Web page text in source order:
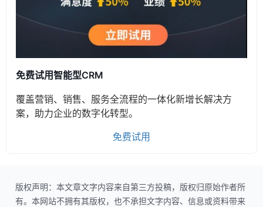
免费试用智能型CRM
覆盖营销、销售、服务全流程的一体化新增长解决方
案，助力企业的数字化转型。
免费试用
版权声明：本文章文字内容来自第三方投稿，版权归原始作者所
有。本网站不拥有其版权，也不承担文字内容、信息或资料带来